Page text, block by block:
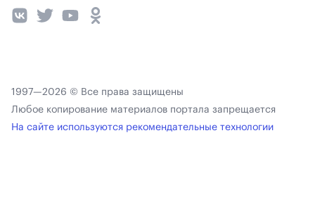
1997—2026 © Все права защищены
Любое копирование материалов портала запрещается
На сайте используются рекомендательные технологии